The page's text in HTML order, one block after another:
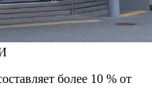
более 10 % от